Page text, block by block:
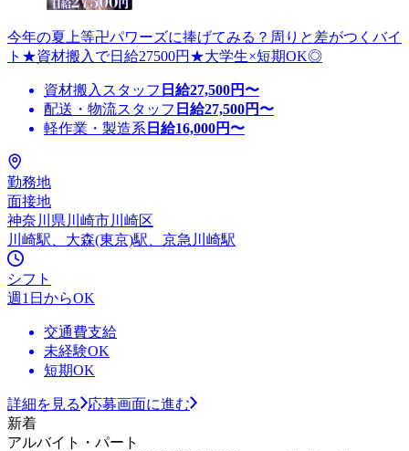
今年の夏上等卍パワーズに捧げてみる？周りと差がつくバイ
ト★資材搬入で日給27500円★大学生×短期OK◎
資材搬入スタッフ 日給27,500円〜
配送・物流スタッフ 日給27,500円〜
軽作業・製造系 日給16,000円〜
勤務地
面接地
神奈川県川崎市川崎区
川崎駅、大森(東京)駅、京急川崎駅
シフト
週1日からOK
交通費支給
未経験OK
短期OK
詳細を見る
応募画面に進む
新着
アルバイト・パート